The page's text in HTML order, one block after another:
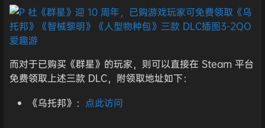
而对于已购买《群星》的玩家，则可以直接在 Steam 平台
免费领取上述三款 DLC，附领取地址如下：
《乌托邦》： 点此访问